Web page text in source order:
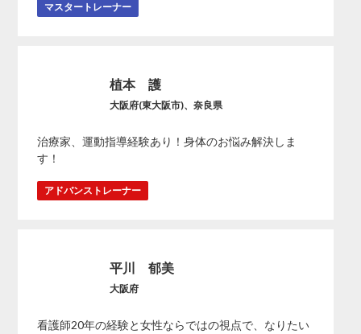
マスタートレーナー
植本 護
大阪府(東大阪市)、奈良県
治療家、運動指導経験あり！身体のお悩み解決しま
す！
アドバンストレーナー
平川 郁美
大阪府
看護師20年の経験と女性ならではの視点で、なりたい